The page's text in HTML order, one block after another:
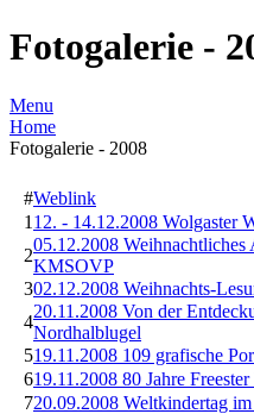
Fotogalerie -
Menu
Home
Fotogalerie - 2008
#Weblink
1 12. - 14.12.2008 Wolgaster
2
05.12.2008
KMSOVP
302.12.2008 Weihnachts-
4
20.11.2008 Von der
Nordhalblugel
519.11.2008 109 grafische
619.11.2008 80 Jahre
720.09.2008 Weltkindertag